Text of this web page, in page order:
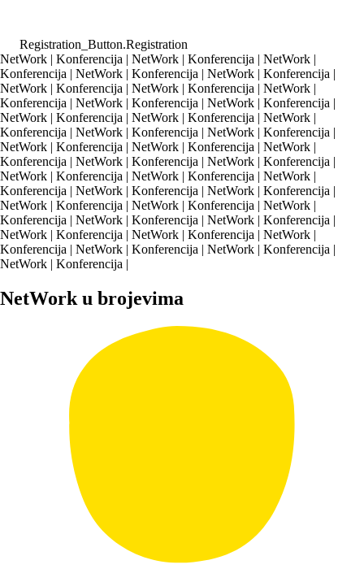
Registration_Button.Registration
NetWork | Konferencija | NetWork | Konferencija | NetWork |
Konferencija | NetWork | Konferencija | NetWork | Konferencija |
NetWork | Konferencija | NetWork | Konferencija | NetWork |
Konferencija | NetWork | Konferencija | NetWork | Konferencija |
NetWork | Konferencija | NetWork | Konferencija | NetWork |
Konferencija | NetWork | Konferencija | NetWork | Konferencija |
NetWork | Konferencija | NetWork | Konferencija | NetWork |
Konferencija | NetWork | Konferencija | NetWork | Konferencija |
NetWork | Konferencija | NetWork | Konferencija | NetWork |
Konferencija | NetWork | Konferencija | NetWork | Konferencija |
NetWork | Konferencija | NetWork | Konferencija | NetWork |
Konferencija | NetWork | Konferencija | NetWork | Konferencija |
NetWork | Konferencija | NetWork | Konferencija | NetWork |
Konferencija | NetWork | Konferencija | NetWork | Konferencija |
NetWork | Konferencija |
NetWork u brojevima